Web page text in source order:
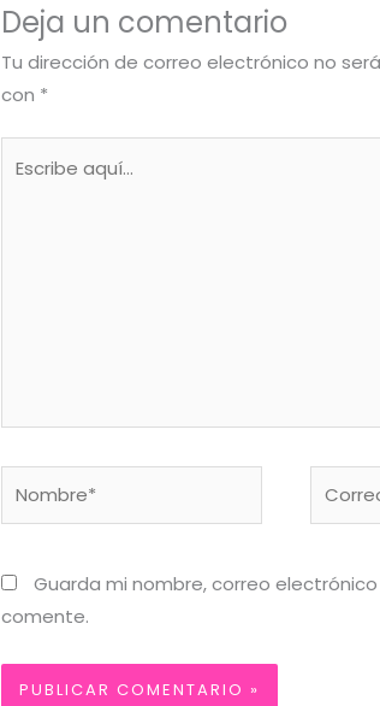
Deja un comentario
Tu dirección de correo electrónico no
con *
Guarda mi nombre, correo
comente.